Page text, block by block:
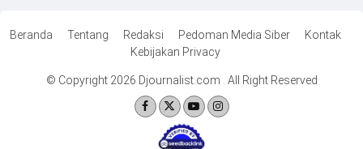
Beranda Tentang Redaksi Pedoman Media Siber
Kontak
Kebijakan Privacy
© Copyright 2026 Djournalist.com . All Right Reserved